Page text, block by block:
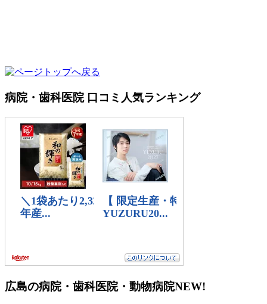
病院・歯科医院 口コミ人気ランキング
広島の病院・歯科医院・動物病院NEW!